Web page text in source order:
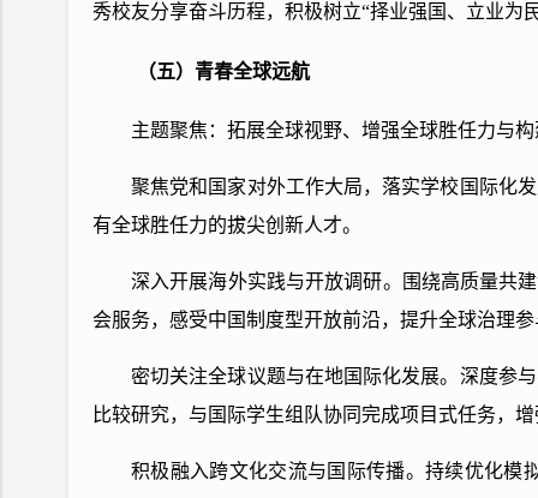
秀校友分享奋斗历程，积极树立“择业强国、立业为
（五）青春全球远航
主题聚焦：拓展全球视野、增强全球胜任力与
聚焦党和国家对外工作大局，落实学校国际化
有全球胜任力的拔尖创新人才。
深入开展海外实践与开放调研。围绕高质量共
会服务，感受中国制度型开放前沿，提升全球治理
密切关注全球议题与在地国际化发展。深度参
比较研究，与国际学生组队协同完成项目式任务，
积极融入跨文化交流与国际传播。持续优化模